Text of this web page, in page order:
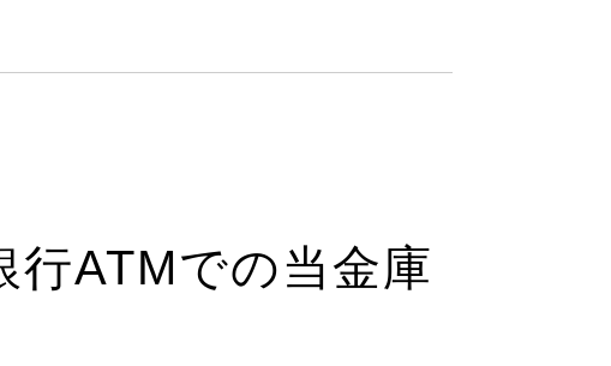
行ATMでの当金庫